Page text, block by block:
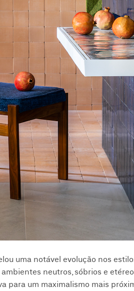
uma notável evolução nos
neutros, sóbrios e
para um maximalismo mais